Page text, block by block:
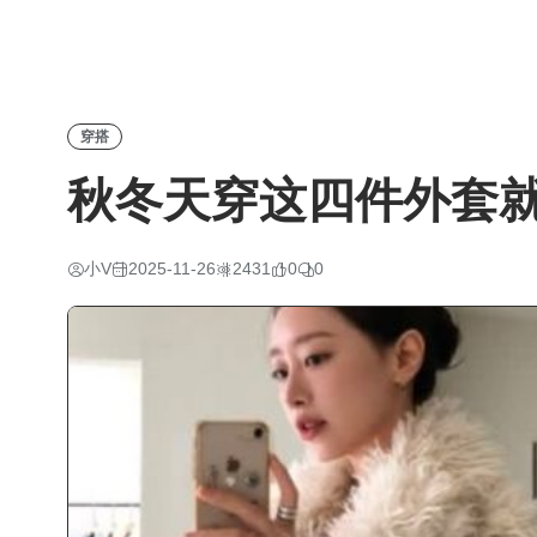
穿搭
秋冬天穿这四件外套
小V 2025-11-26 2431 0 0